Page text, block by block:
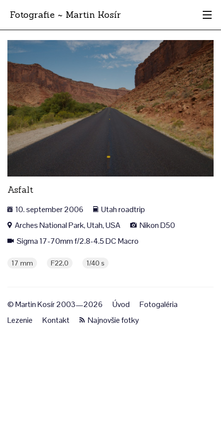
Fotografie ~ Martin Kosír
Moje obľúbené
Albumy
Miesta
Archív
Vyhľadávanie
Asfalt
10. september 2006
Utah roadtrip
Arches National Park, Utah, USA
Nikon D50
Sigma 17-70mm f/2.8-4.5 DC Macro
17 mm F22,0 1/40 s
© Martin Kosír 2003—2026 Úvod
Fotogaléria
Lezenie
Kontakt Najnovšie fotky